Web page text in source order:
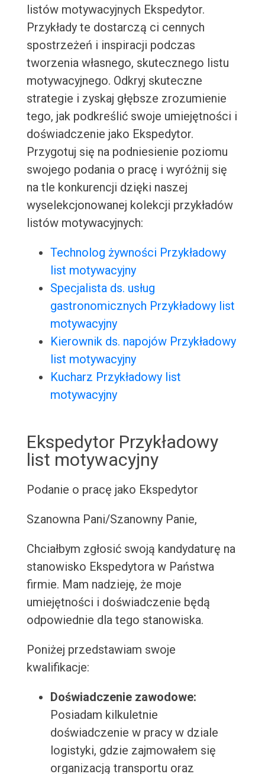
listów motywacyjnych Ekspedytor.
Przykłady te dostarczą ci cennych
spostrzeżeń i inspiracji podczas
tworzenia własnego, skutecznego listu
motywacyjnego. Odkryj skuteczne
strategie i zyskaj głębsze zrozumienie
tego, jak podkreślić swoje umiejętności i
doświadczenie jako Ekspedytor.
Przygotuj się na podniesienie poziomu
swojego podania o pracę i wyróżnij się
na tle konkurencji dzięki naszej
wyselekcjonowanej kolekcji przykładów
listów motywacyjnych:
Technolog żywności Przykładowy
list motywacyjny
Specjalista ds. usług
gastronomicznych Przykładowy list
motywacyjny
Kierownik ds. napojów Przykładowy
list motywacyjny
Kucharz Przykładowy list
motywacyjny
Ekspedytor Przykładowy
list motywacyjny
Podanie o pracę jako Ekspedytor
Szanowna Pani/Szanowny Panie,
Chciałbym zgłosić swoją kandydaturę na
stanowisko Ekspedytora w Państwa
firmie. Mam nadzieję, że moje
umiejętności i doświadczenie będą
odpowiednie dla tego stanowiska.
Poniżej przedstawiam swoje
kwalifikacje:
Doświadczenie zawodowe:
Posiadam kilkuletnie
doświadczenie w pracy w dziale
logistyki, gdzie zajmowałem się
organizacją transportu oraz